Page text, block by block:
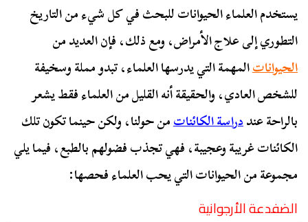
يستخدم العلماء الحيوانات للبحث في كل شيء من التاريخ
التطوري إلى علاج الأمراض، ومع ذلك، فإن العديد من
الحيواناتالمهمة التي يدرسها العلماء، تبدو مملة وسخيفة
للشخص العادي، والحقيقة أنه القليل من العلماء فقط يشعر
بالراحة عنددراسة الكائناتمن حولنا، ولكن حينما تكون تلك
الكائنات غريبة وعجيبة، فهي تجذب فضولهم بالطبع، فيما يلي
مجموعة من الحيوانات التي يحب العلماء فحصها:
الضفدعة الأرجوانية